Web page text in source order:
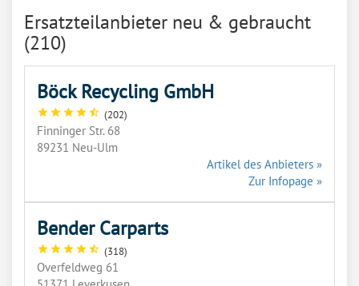
Ersatzteilanbieter neu & gebraucht
(210)
Böck Recycling GmbH
star star star star star_half (202)
Finninger Str. 68
89231 Neu-Ulm
Artikel des Anbieters »
Zur Infopage »
Bender Carparts
star star star star star_half (318)
Overfeldweg 61